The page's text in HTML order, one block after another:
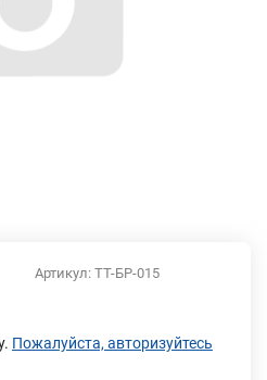
Артикул: ТТ-БР-015
Пожалуйста, авторизуйтесь